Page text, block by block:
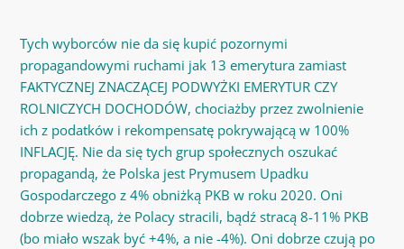
Tych wyborców nie da się kupić pozornymi
propagandowymi ruchami jak 13 emerytura zamiast
FAKTYCZNEJ ZNACZĄCEJ PODWYŻKI EMERYTUR CZY
ROLNICZYCH DOCHODÓW, chociażby przez zwolnienie
ich z podatków i rekompensatę pokrywającą w 100%
INFLACJĘ. Nie da się tych grup społecznych oszukać
propagandą, że Polska jest Prymusem Upadku
Gospodarczego z 4% obniżką PKB w roku 2020. Oni
dobrze wiedzą, że Polacy stracili, bądź stracą 8-11% PKB
(bo miało wszak być +4%, a nie -4%). Oni dobrze czują po